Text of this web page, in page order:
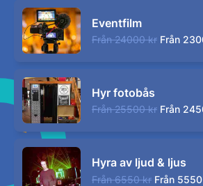
Eventfilm
Från 24000 kr Från
Hyr fotobås
Från 25500 kr Från
Hyra av ljud & ljus
Från 6550 kr Från